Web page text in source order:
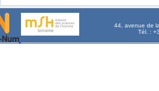
44, avenue de
Tél. :